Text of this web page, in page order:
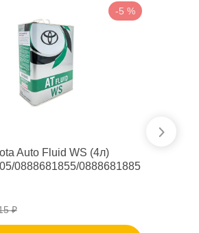
-5 %
Auto Fluid WS (4л)
0888681855/0888681885
₽